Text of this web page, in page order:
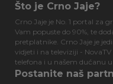
Što je Crno Jaje?
Crno Jaje je No. 1 portal za
Vam popuste do 90%, te
pretplatnike. Crno Jaje je
vidjeti i na televiziji -
telefona i u našem dućanu
Postanite naš